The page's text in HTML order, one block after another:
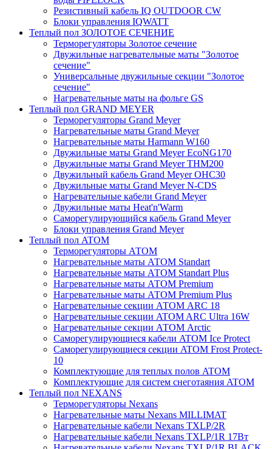
Резистивный кабель IQ OUTDOOR CW
Блоки управления IQWATT
Теплый пол ЗОЛОТОЕ СЕЧЕНИЕ
Терморегуляторы Золотое сечение
Двужильные нагревательные маты "Золотое
сечение"
Универсальные двужильные секции "Золотое
сечение"
Нагревательные маты на фольге GS
Теплый пол GRAND MEYER
Терморегуляторы Grand Meyer
Нагревательные маты Grand Meyer
Нагревательные маты Harmann W160
Двужильные маты Grand Meyer EcoNG170
Двужильные маты Grand Meyer THM200
Двужильный кабель Grand Meyer OHC30
Двужильные маты Grand Meyer N-CDS
Нагревательные кабели Grand Meyer
Двужильные маты Heat'n'Warm
Саморегулирующийся кабель Grand Meyer
Блоки управления Grand Meyer
Теплый пол ATOM
Терморегуляторы АТОМ
Нагревательные маты АТОМ Standart
Нагревательные маты АТОМ Standart Plus
Нагревательные маты АТОМ Premium
Нагревательные маты АТОМ Premium Plus
Нагревательные секции АТОМ ARC 18
Нагревательные секции ATOM ARC Ultra 16W
Нагревательные секции АТОМ Arctic
Саморегулирующиеся кабели ATOM Ice Protect
Саморегулирующиеся секции ATOM Frost Protect-
10
Комплектующие для теплых полов ATOM
Комплектующие для систем снеготаяния ATOM
Теплый пол NEXANS
Терморегуляторы Nexans
Нагревательные маты Nexans MILLIMAT
Нагревательные кабели Nexans TXLP/2R
Нагревательные кабели Nexans TXLP/1R 17Вт